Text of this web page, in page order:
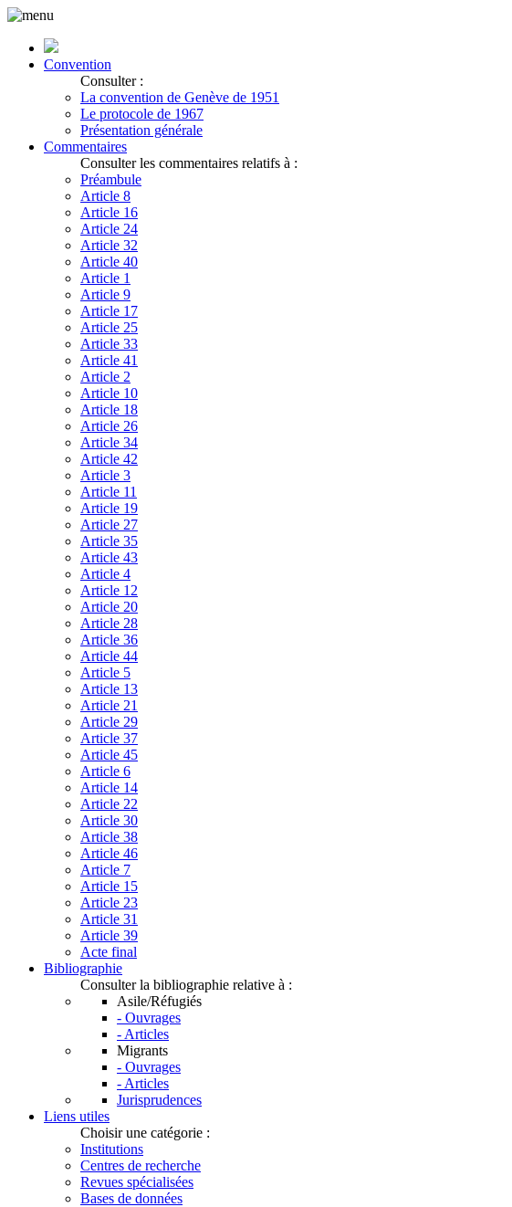
Convention
Consulter :
La convention de Genève de 1951
Le protocole de 1967
Présentation générale
Commentaires
Consulter les commentaires relatifs à :
Préambule
Article 8
Article 16
Article 24
Article 32
Article 40
Article 1
Article 9
Article 17
Article 25
Article 33
Article 41
Article 2
Article 10
Article 18
Article 26
Article 34
Article 42
Article 3
Article 11
Article 19
Article 27
Article 35
Article 43
Article 4
Article 12
Article 20
Article 28
Article 36
Article 44
Article 5
Article 13
Article 21
Article 29
Article 37
Article 45
Article 6
Article 14
Article 22
Article 30
Article 38
Article 46
Article 7
Article 15
Article 23
Article 31
Article 39
Acte final
Bibliographie
Consulter la bibliographie relative à :
Asile/Réfugiés
- Ouvrages
- Articles
Migrants
- Ouvrages
- Articles
Jurisprudences
Liens utiles
Choisir une catégorie :
Institutions
Centres de recherche
Revues spécialisées
Bases de données